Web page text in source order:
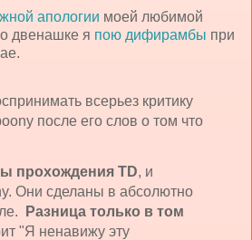
апологии моей любимой
двенашке я пою дифирамбы при
всерьез критику
после его слов о том что
прохождения TD, и
Они сделаны в абсолютно
Разница только в том
"Я ненавижу эту